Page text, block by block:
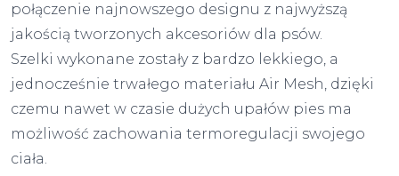
połączenie najnowszego designu z najwyższą
jakością tworzonych akcesoriów dla psów.
Szelki wykonane zostały z bardzo lekkiego, a
jednocześnie trwałego materiału Air Mesh, dzięki
czemu nawet w czasie dużych upałów pies ma
możliwość zachowania termoregulacji swojego
ciała.